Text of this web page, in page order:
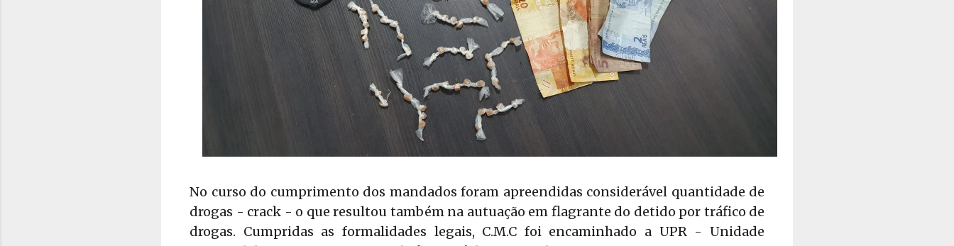
No curso do cumprimento dos mandados foram apreendidas considerável quantidade de
drogas - crack - o que resultou também na autuação em flagrante do detido por tráfico de
drogas. Cumpridas as formalidades legais, C.M.C foi encaminhado a UPR - Unidade